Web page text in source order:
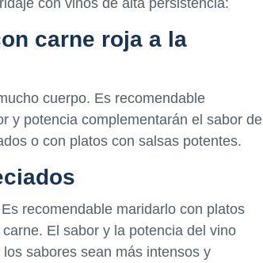
con vinos de alta persistencia:
carne roja a la
cuerpo. Es recomendable
y potencia complementarán el sabor de
o con platos con salsas potentes.
recomendable maridarlo con platos
El sabor y la potencia del vino
sabores sean más intensos y